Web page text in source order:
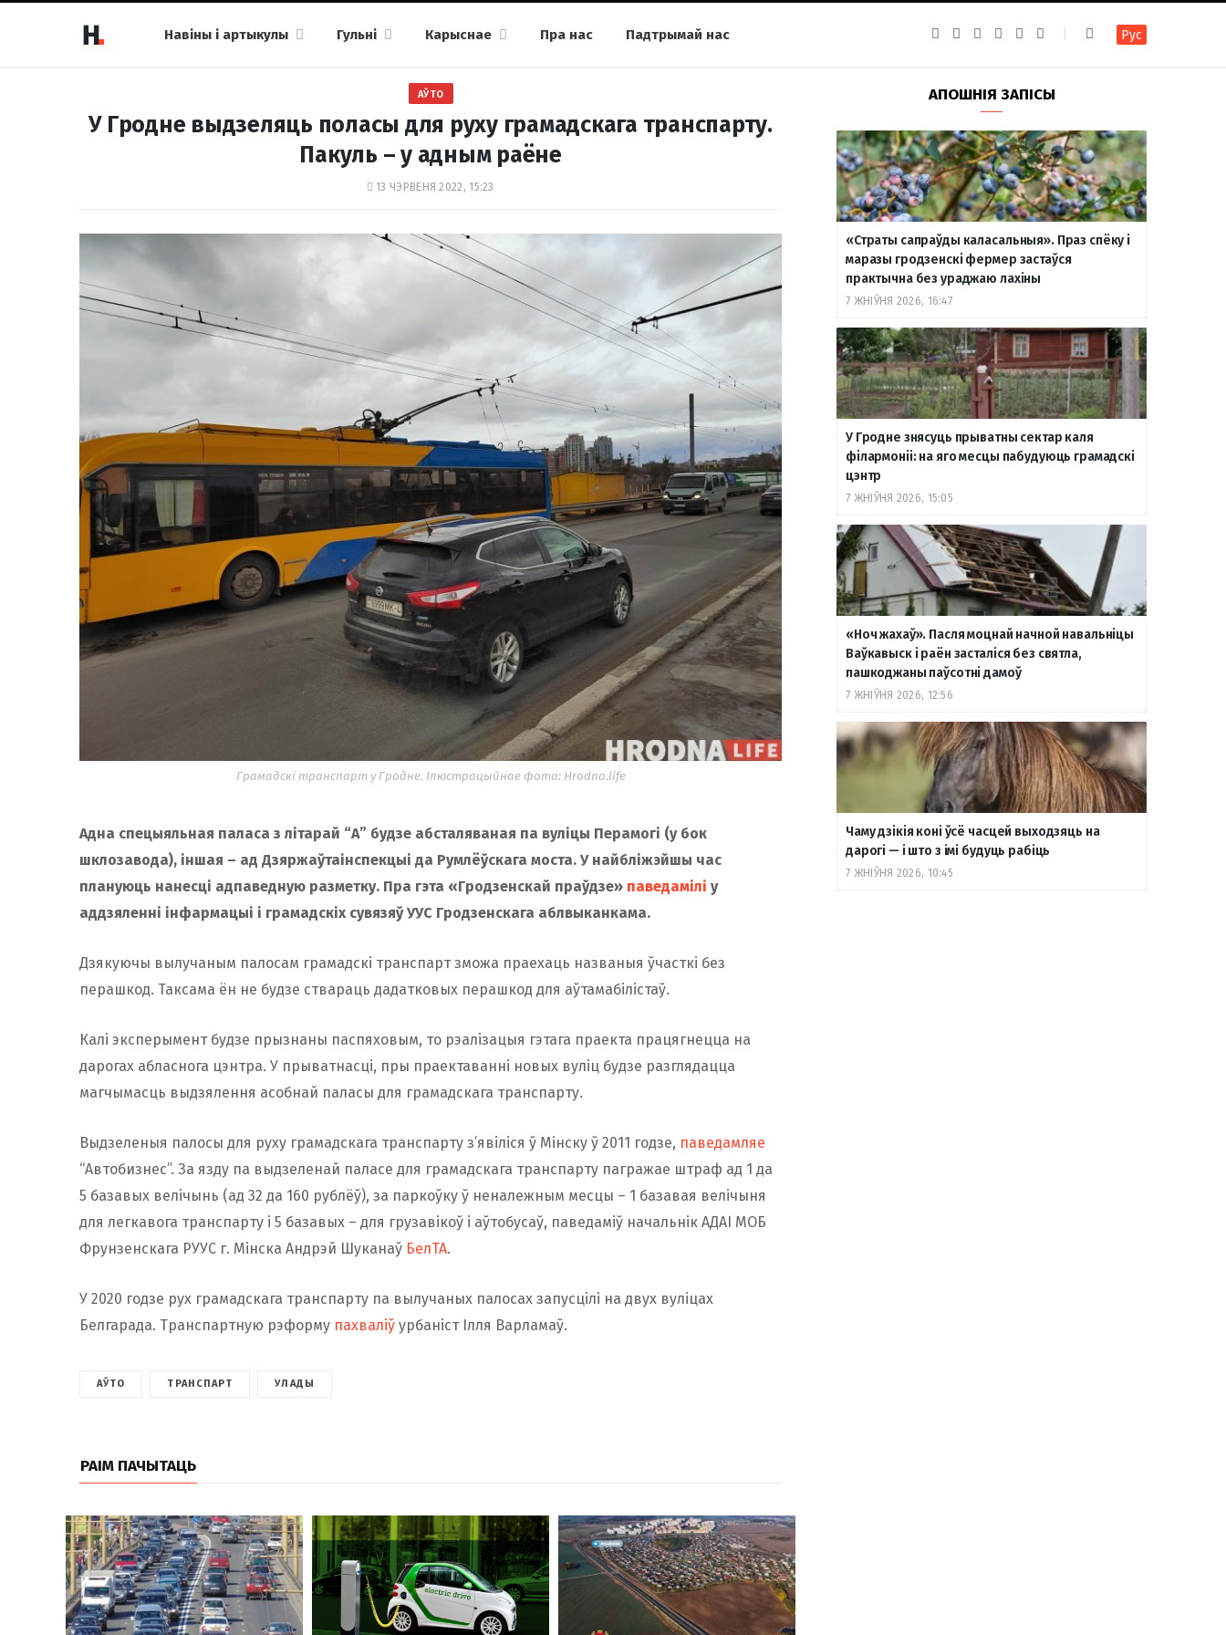
Навіны і артыкулы Гульні Карыснае Пра нас Падтрымай нас
b
o
k
a
g
a
m
g
r
a
m
u
b
т
а
т
е
Рус
АЎТО
У Гродне выдзеляць поласы для руху грамадскага транспарту.
Пакуль – у адным раёне
13 ЧЭРВЕНЯ 2022, 15:23
Грамадскі транспарт у Гродне. Ілюстрацыйнае фота: Hrodna.life
Адна спецыяльная паласа з літарай “А” будзе абсталяваная па вуліцы Перамогі (у бок
шклозавода), іншая – ад Дзяржаўтаінспекцыі да Румлёўскага моста. У найбліжэйшы час
плануюць нанесці адпаведную разметку. Пра гэта «Гродзенскай праўдзе» паведамілі у
аддзяленні інфармацыі і грамадскіх сувязяў УУС Гродзенскага аблвыканкама.
Дзякуючы вылучаным палосам грамадскі транспарт зможа праехаць названыя ўчасткі без
перашкод. Таксама ён не будзе ствараць дадатковых перашкод для аўтамабілістаў.
Калі эксперымент будзе прызнаны паспяховым, то рэалізацыя гэтага праекта працягнецца на
дарогах абласнога цэнтра. У прыватнасці, пры праектаванні новых вуліц будзе разглядацца
магчымасць выдзялення асобнай паласы для грамадскага транспарту.
Выдзеленыя палосы для руху грамадскага транспарту з’явіліся ў Мінску ў 2011 годзе, паведамляе
“Автобизнес”. За язду па выдзеленай паласе для грамадскага транспарту пагражае штраф ад 1 да
5 базавых велічынь (ад 32 да 160 рублёў), за паркоўку ў неналежным месцы – 1 базавая велічыня
для легкавога транспарту і 5 базавых – для грузавікоў і аўтобусаў, паведаміў начальнік АДАІ МОБ
Фрунзенскага РУУС г. Мінска Андрэй Шуканаў БелТА.
У 2020 годзе рух грамадскага транспарту па вылучаных палосах запусцілі на двух вуліцах
Белгарада. Транспартную рэформу пахваліў урбаніст Ілля Варламаў.
АЎТО ТРАНСПАРТ УЛАДЫ
РАІМ ПАЧЫТАЦЬ
АПОШНІЯ ЗАПІСЫ
«Страты сапраўды каласальныя». Праз спёку і
маразы гродзенскі фермер застаўся
практычна без ураджаю лахіны
7 ЖНІЎНЯ 2026, 16:47
У Гродне знясуць прыватны сектар каля
філармоніі: на яго месцы пабудуюць грамадскі
цэнтр
7 ЖНІЎНЯ 2026, 15:05
«Ноч жахаў». Пасля моцнай начной навальніцы
Ваўкавыск і раён засталіся без святла,
пашкоджаны паўсотні дамоў
7 ЖНІЎНЯ 2026, 12:56
Чаму дзікія коні ўсё часцей выходзяць на
дарогі — і што з імі будуць рабіць
7 ЖНІЎНЯ 2026, 10:45